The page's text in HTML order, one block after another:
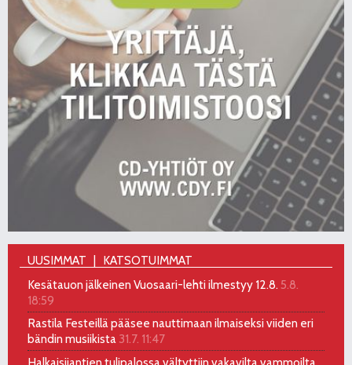
UUSIMMAT
KATSOTUIMMAT
Kesätauon jälkeinen Vuosaari-lehti ilmestyy 12.8. 5.8.
18:59
Rastila Festeillä pääsee nauttimaan ilmaiseksi viiden eri
bändin musiikista 31.7. 11:47
Halkaisijantien tulipalossa vältyttiin vakavilta vammoilta